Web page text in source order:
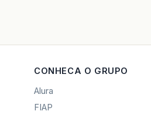
CONHECA O GRUPO
Alura
FIAP